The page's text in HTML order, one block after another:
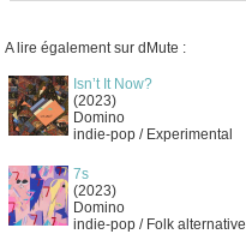
A lire également sur dMute :
Isn’t It Now?
(2023)
Domino
indie-pop / Experimental
7s
(2023)
Domino
indie-pop / Folk alternative